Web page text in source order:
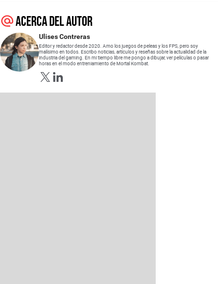
Acerca del autor
Ulises Contreras
Editor y redactor desde 2020. Amo los juegos de peleas y los FPS, pero soy
malísimo en todos. Escribo noticias, artículos y reseñas sobre la actualidad de la
industria del gaming. En mi tiempo libre me pongo a dibujar, ver películas o pasar
horas en el modo entreniamiento de Mortal Kombat.
Opens in new window
Opens in new window